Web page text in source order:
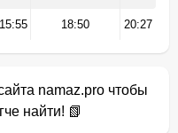
15:55 18:50 20:27
namaz.pro чтобы
найти! 📗